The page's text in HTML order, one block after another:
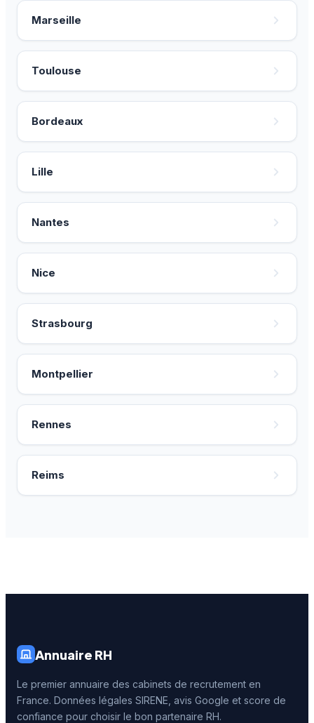
Marseille
Toulouse
Bordeaux
Lille
Nantes
Nice
Strasbourg
Montpellier
Rennes
Reims
Annuaire RH
Le premier annuaire des cabinets de recrutement en
France. Données légales SIRENE, avis Google et score de
confiance pour choisir le bon partenaire RH.